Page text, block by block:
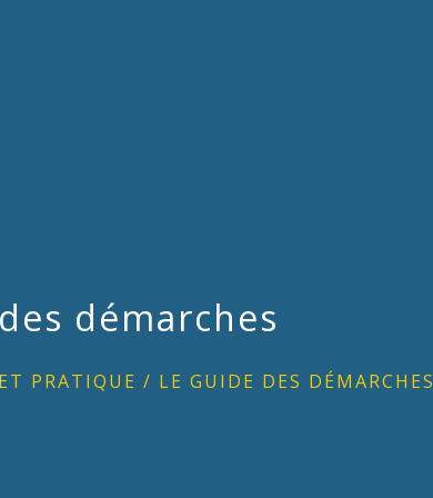
démarches
PRATIQUE / LE GUIDE DES DÉMARCHES